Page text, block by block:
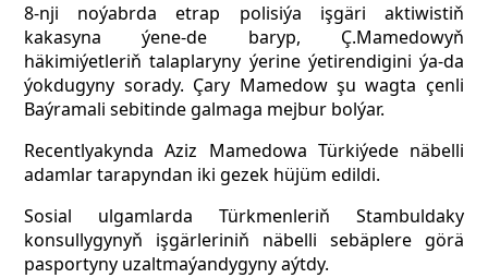
8-nji noýabrda etrap polisiýa işgäri aktiwistiň
kakasyna ýene-de baryp, Ç.Mamedowyň
häkimiýetleriň talaplaryny ýerine ýetirendigini ýa-da
ýokdugyny sorady. Çary Mamеdow şu wagta çenli
Baýramali sebitinde galmaga mejbur bolýar.
Recentlyakynda Aziz Mamеdowa Türkiýede näbelli
adamlar tarapyndan iki gezek hüjüm edildi.
Sosial ulgamlarda Türkmenleriň Stambuldaky
konsullygynyň işgärleriniň näbelli sebäplere görä
pasportyny uzaltmaýandygyny aýtdy.